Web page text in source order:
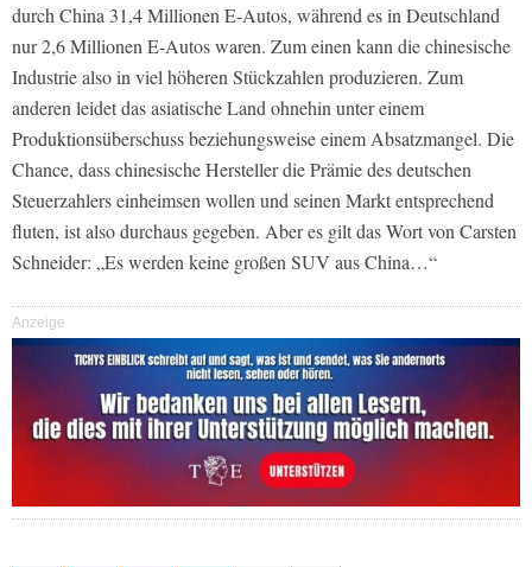
durch China 31,4 Millionen E-Autos, während es in Deutschland
nur 2,6 Millionen E-Autos waren. Zum einen kann die chinesische
Industrie also in viel höheren Stückzahlen produzieren. Zum
anderen leidet das asiatische Land ohnehin unter einem
Produktionsüberschuss beziehungsweise einem Absatzmangel. Die
Chance, dass chinesische Hersteller die Prämie des deutschen
Steuerzahlers einheimsen wollen und seinen Markt entsprechend
fluten, ist also durchaus gegeben. Aber es gilt das Wort von Carsten
Schneider: „Es werden keine großen SUV aus China…“
Anzeige